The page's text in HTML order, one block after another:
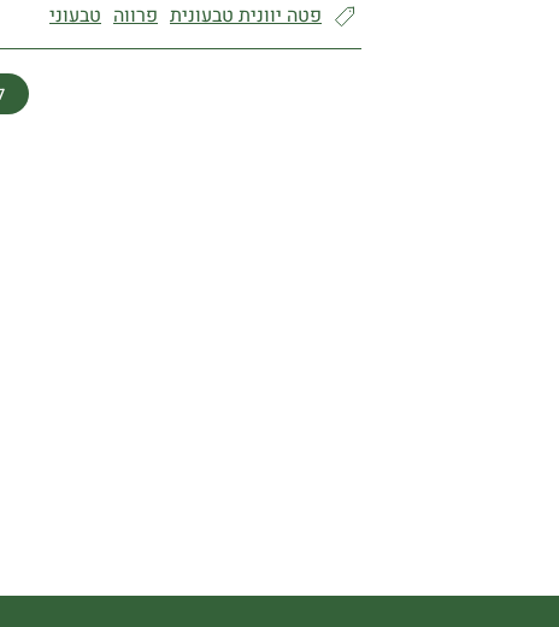
פטה יוונית טבעונית פרווה טבעוני